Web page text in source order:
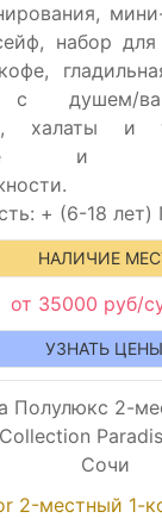
набор для
с душем/
халаты и
и
+ (6-18
НАЛИЧИЕ
от 35000 руб/
УЗНАТЬ ЦЕНЫ
2-местный 1-